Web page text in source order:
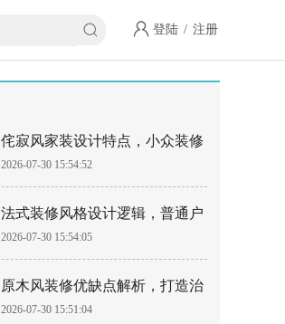
登陆 / 注册
侘寂风家装设计特点，小众装修
风格落地指南
2026-07-30 15:54:52
法式装修风格设计逻辑，普通户
型如何落地法式风
2026-07-30 15:54:05
原木风装修优缺点解析，打造治
愈系居家空间
2026-07-30 15:51:04